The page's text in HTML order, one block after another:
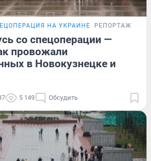
НА УКРАИНЕ РЕПОРТАЖ
со спецоперации —
провожали
в Новокузнецке и
5 149 Обсудить